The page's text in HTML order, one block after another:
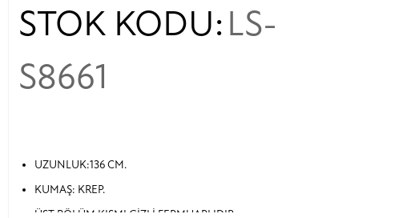
STOK KODU:LS-
S8661
UZUNLUK:136 CM.
KUMAŞ: KREP.
ÜST BÖLÜM KISMI GİZLİ FERMUARLIDIR.